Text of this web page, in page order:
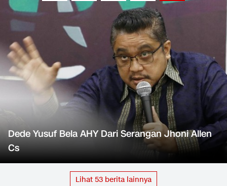
Dede Yusuf Bela AHY Dari Serangan Jhoni Allen
Cs
Lihat 53 berita lainnya